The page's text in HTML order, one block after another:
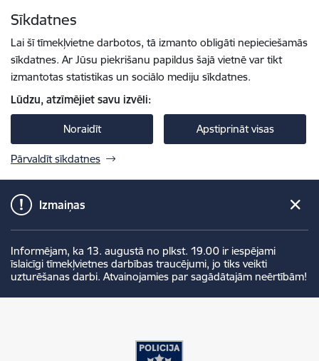
Sīkdatnes
Lai šī tīmekļvietne darbotos, tā izmanto obligāti nepieciešamās
sīkdatnes. Ar Jūsu piekrišanu papildus šajā vietnē var tikt
izmantotas statistikas un sociālo mediju sīkdatnes.
Lūdzu, atzīmējiet savu izvēli:
Noraidīt Apstiprināt visas
Pārvaldīt sīkdatnes
Izmaiņas
Informējam, ka 13. augustā no plkst. 19.00 ir iespējami
īslaicīgi tīmekļvietnes darbības traucējumi, jo tiks veikti
uzturēšanas darbi. Atvainojamies par sagādātajām neērtībām!